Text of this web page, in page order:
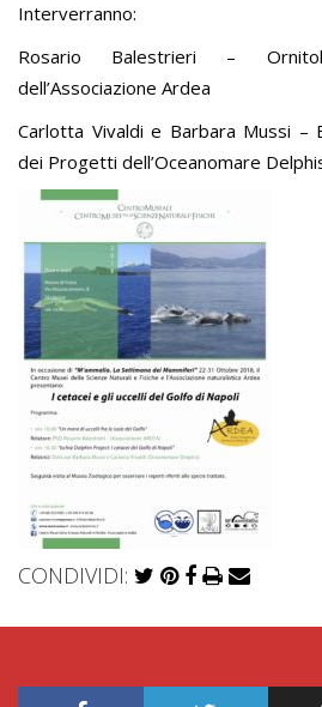
Interverranno:
Rosario Balestrieri –
dell’Associazione Ardea
Carlotta Vivaldi e Barbara Mussi –
dei Progetti dell’Oceanomare
CONDIVIDI: